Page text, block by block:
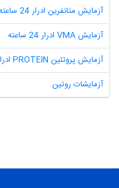
آزمایش متانفرین ادرار 24 ساعته
آزمایش VMA ادرار 24 ساعته
آزمایش پروتئین PROTEIN ادرار 24 ساعته
آزمایشات روتین